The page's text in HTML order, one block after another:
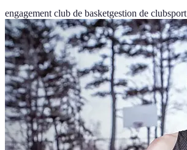
engagement club de basketgestion de clubsport